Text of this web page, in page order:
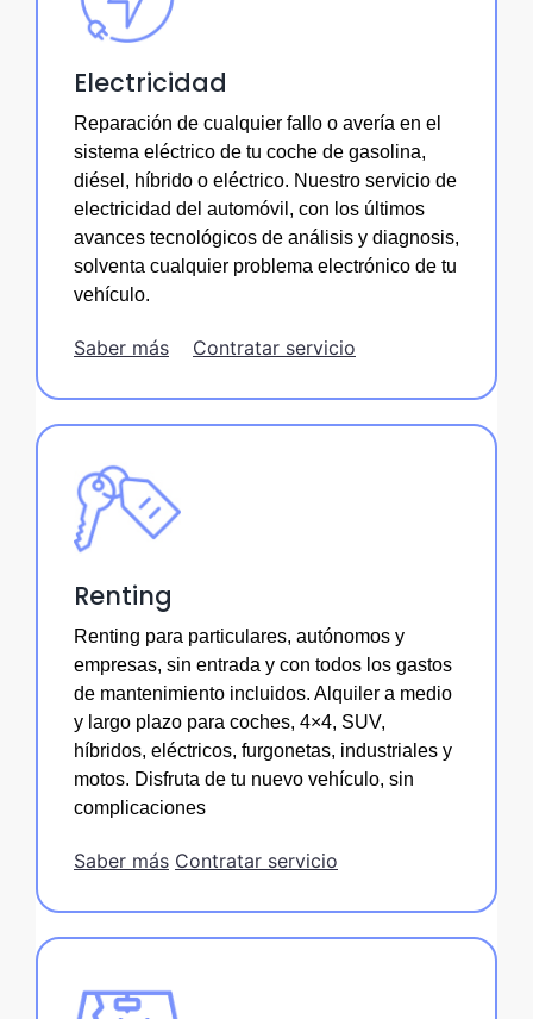
Electricidad
Reparación de cualquier fallo o avería en el
sistema eléctrico de tu coche de gasolina,
diésel, híbrido o eléctrico. Nuestro servicio de
electricidad del automóvil, con los últimos
avances tecnológicos de análisis y diagnosis,
solventa cualquier problema electrónico de tu
vehículo.
Saber más Contratar servicio
Renting
Renting para particulares, autónomos y
empresas, sin entrada y con todos los gastos
de mantenimiento incluidos. Alquiler a medio
y largo plazo para coches, 4×4, SUV,
híbridos, eléctricos, furgonetas, industriales y
motos. Disfruta de tu nuevo vehículo, sin
complicaciones
Saber más Contratar servicio